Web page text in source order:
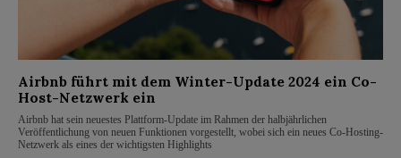
Airbnb führt mit dem Winter-Update 2024 ein Co-
Host-Netzwerk ein
Airbnb hat sein neuestes Plattform-Update im Rahmen der halbjährlichen
Veröffentlichung von neuen Funktionen vorgestellt, wobei sich ein neues Co-Hosting-
Netzwerk als eines der wichtigsten Highlights